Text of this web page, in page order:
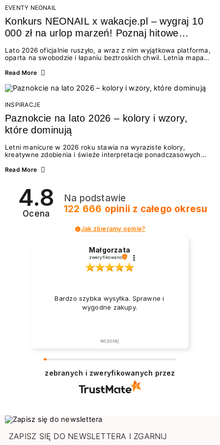
EVENTY NEONAIL
Konkurs NEONAIL x wakacje.pl – wygraj 10
000 zł na urlop marzeń! Poznaj hitowe
Lato 2026 oficjalnie ruszyło, a wraz z nim wyjątkowa platforma,
oparta na swobodzie i łapaniu beztroskich chwil. Letnia mapa
doświadczenia wakacji – od spontanicznych wyjazdów, przez
Motywem przewodnim jest eksplorowanie i kolekcjonowanie
letnich momentów. Z tej okazji przygotowaliśmy coś absolutnie
wyjątkowego: wielki konkurs z wakacje.pl oraz dawkę
najgorętszych trendów w...
Read More
INSPIRACJE
Paznokcie na lato 2026 – kolory i wzory,
które dominują
Letni manicure w 2026 roku stawia na wyraziste kolory,
kreatywne zdobienia i świeże interpretacje ponadczasowych
zarówno energetycznych odcieni inspirowanych wakacjami, jak
2026? Znajdź inspirację dla swojego manicure!
Read More
4.8
Ocena
Na podstawie
122 666 opinii z całego okresu
Jak zbieramy opinie?
Małgorzata
zweryfikowano
Bardzo szybka wysyłka. Sprawne i
wygodne zakupy.
wczoraj
zebranych i zweryfikowanych przez
ZAPISZ SIĘ DO NEWSLETTERA I ZGARNIJ